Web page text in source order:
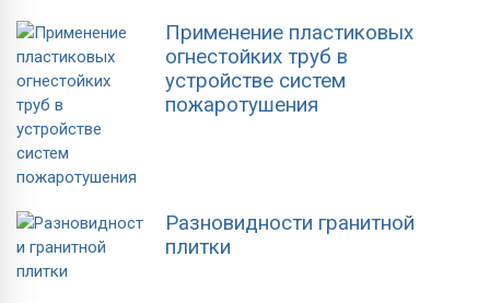
Применение пластиковых
огнестойких труб в
устройстве систем
пожаротушения
Разновидности гранитной
плитки